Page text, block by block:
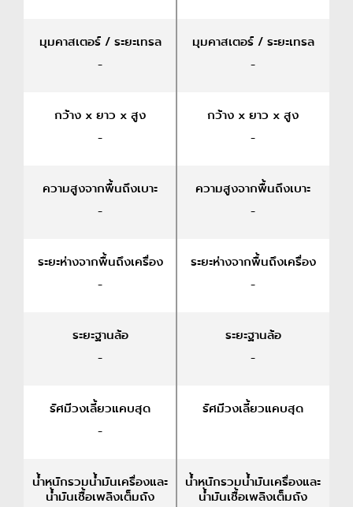
มุมคาสเตอร์ / ระยะเทรล
-
มุมคาสเตอร์ / ระยะเทรล
-
กว้าง x ยาว x สูง
-
กว้าง x ยาว x สูง
-
ความสูงจากพื้นถึงเบาะ
-
ความสูงจากพื้นถึงเบาะ
-
ระยะห่างจากพื้นถึงเครื่อง
-
ระยะห่างจากพื้นถึงเครื่อง
-
ระยะฐานล้อ
-
ระยะฐานล้อ
-
รัศมีวงเลี้ยวแคบสุด
-
รัศมีวงเลี้ยวแคบสุด
น้ำหนักรวมน้ำมันเครื่องและ
น้ำมันเชื้อเพลิงเต็มถัง
น้ำหนักรวมน้ำมันเครื่องและ
น้ำมันเชื้อเพลิงเต็มถัง